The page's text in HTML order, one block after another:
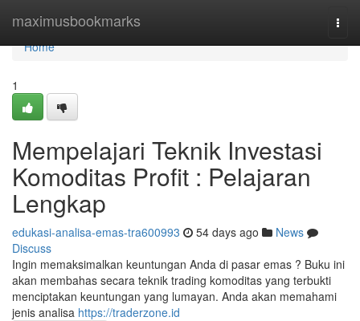
maximusbookmarks
Home
Home
1
Mempelajari Teknik Investasi
Komoditas Profit : Pelajaran
Lengkap
edukasi-analisa-emas-tra600993 54 days ago
News
Discuss
Ingin memaksimalkan keuntungan Anda di pasar emas ? Buku ini
akan membahas secara teknik trading komoditas yang terbukti
menciptakan keuntungan yang lumayan. Anda akan memahami
jenis analisa https://traderzone.id